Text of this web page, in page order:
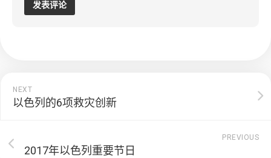
NEXT
以色列的6项救灾创新
PREVIOUS
2017年以色列重要节日